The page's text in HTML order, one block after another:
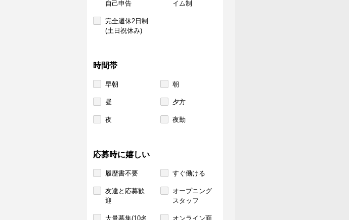
自己申告
イム制
完全週休2日制
(土日祝休み)
時間帯
早朝 朝
昼 夕方
夜 夜勤
応募時に嬉しい
履歴書不要 すぐ働ける
友達と応募歓
迎
オープニング
スタッフ
大量募集(10名
オンライン面